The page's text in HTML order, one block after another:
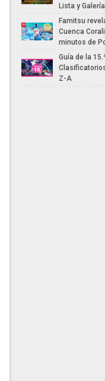
Lista y
Famitsu
Cuenca
minutos de
Guía de la
Z-A